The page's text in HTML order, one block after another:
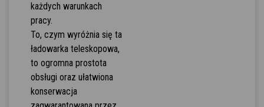
każdych warunkach
pracy.
To, czym wyróżnia się ta
ładowarka teleskopowa,
to ogromna prostota
obsługi oraz ułatwiona
konserwacja